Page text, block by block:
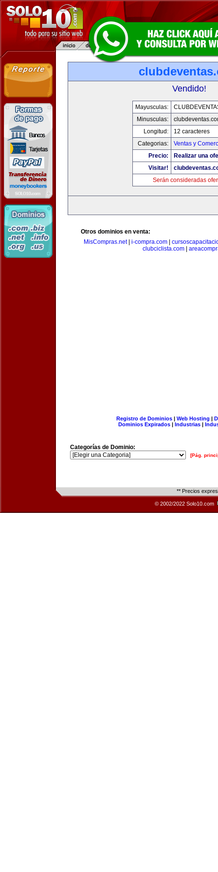
Vendido!
Mayusculas:
Minusculas:
Longitud:
12 caracteres
Categorias:
Ventas y
Precio:
Realizar una
Visitar!
Serán consideradas
Otros dominios en venta:
MisCompras.net| i-compra.com|
clubciclista.com|
Registro de Dominios| Web Hosting |
Dominios Expirados | Industrias |
Categorías de Dominio:
[Pág.
** Precios
© 2002/2022 Solo10.com